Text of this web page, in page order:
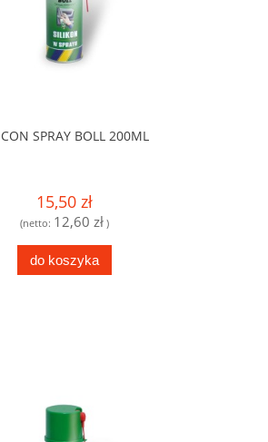
SPRAY BOLL 200ML
15,50 zł
(netto: 12,60 zł )
do koszyka